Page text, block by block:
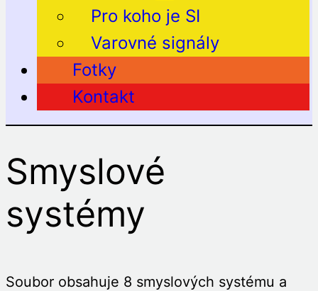
Pro koho je SI
Varovné signály
Fotky
Kontakt
Smyslové
systémy
Soubor obsahuje 8 smyslových systému a